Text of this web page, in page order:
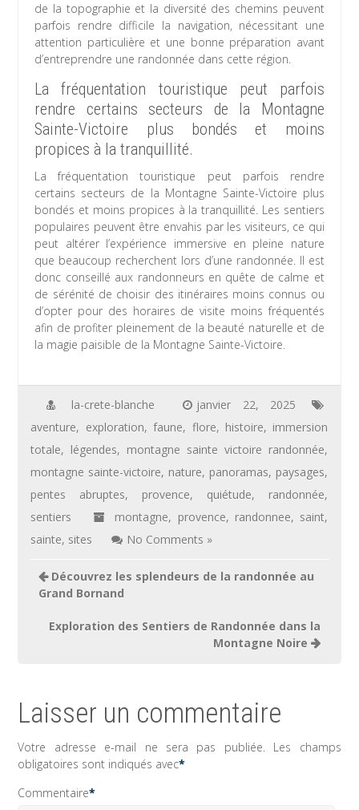
de la topographie et la diversité des chemins peuvent
parfois rendre difficile la navigation, nécessitant une
attention particulière et une bonne préparation avant
d’entreprendre une randonnée dans cette région.
La fréquentation touristique peut parfois
rendre certains secteurs de la Montagne
Sainte-Victoire plus bondés et moins
propices à la tranquillité.
La fréquentation touristique peut parfois rendre
certains secteurs de la Montagne Sainte-Victoire plus
bondés et moins propices à la tranquillité. Les sentiers
populaires peuvent être envahis par les visiteurs, ce qui
peut altérer l’expérience immersive en pleine nature
que beaucoup recherchent lors d’une randonnée. Il est
donc conseillé aux randonneurs en quête de calme et
de sérénité de choisir des itinéraires moins connus ou
d’opter pour des horaires de visite moins fréquentés
afin de profiter pleinement de la beauté naturelle et de
la magie paisible de la Montagne Sainte-Victoire.
la-crete-blanche
janvier 22, 2025
aventure, exploration,faune, flore, histoire, immersion
totale, légendes, montagne sainte victoire randonnée,
montagne sainte-victoire, nature, panoramas, paysages,
pentes abruptes, provence, quiétude, randonnée,
sentiers
montagne, provence, randonnee, saint,
sainte, sites No Comments »
Navigation
de
Découvrez les splendeurs de la randonnée au
Grand Bornand
Exploration des Sentiers de Randonnée dans la
Montagne Noire
Laisser un commentaire
Votre adresse e-mail ne sera pas publiée. Les champs
obligatoires sont indiqués avec*
Commentaire*